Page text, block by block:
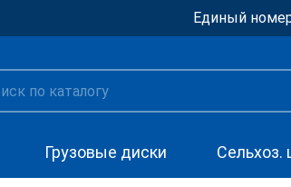
Единый
Грузовые диски Сельхоз.